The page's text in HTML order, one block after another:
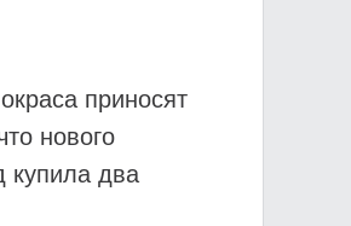
приносят
нового
купила два